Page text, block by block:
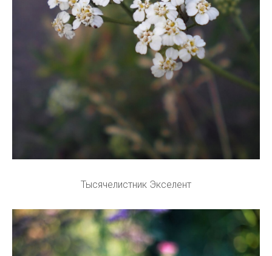
Тысячелистник Экселент